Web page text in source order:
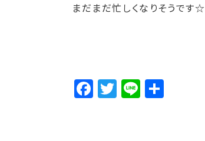
まだまだ忙しくなりそうです☆
Facebook
Twitter
Line